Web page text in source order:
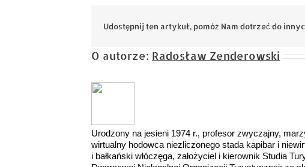
Udostępnij ten artykuł, pomóż Nam dotrzeć do
O autorze: Radosław Zenderowski
Urodzony na jesieni 1974 r., profesor zwyczajny,
wirtualny hodowca niezliczonego stada kapibar i
i bałkański włóczęga, założyciel i kierownik Studia